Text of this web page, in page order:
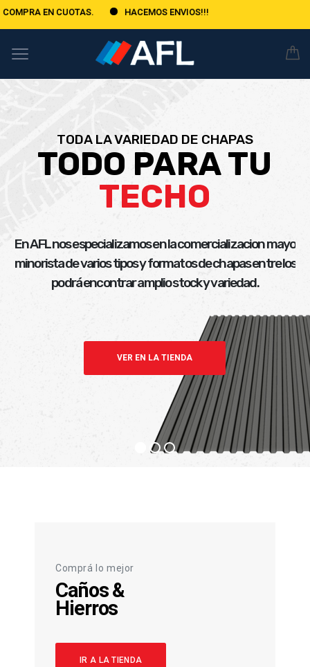
HACEMOS ENVIOS!!!
TODO PARA TU
TECHO
En AFL nos especializamos en la comercializacion
minorista de varios tipos y formatos de chapas entre los
podrá encontrar amplio stock y variedad.
TODA LA VARIEDAD DE CHAPAS
VER EN LA TIENDA
Comprá lo mejor
Caños &
Hierros
IR A LA TIENDA